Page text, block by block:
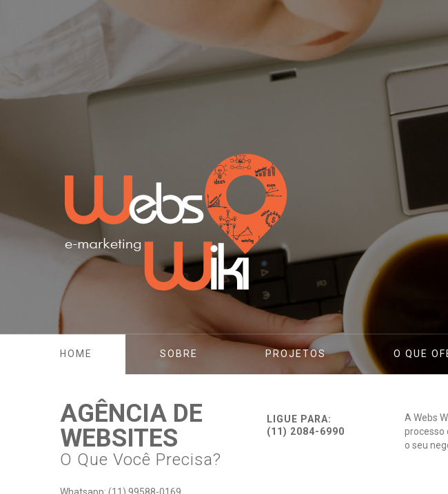
HOME
HOME SOBRE PROJETOS O QUE
AGÊNCIA DE
WEBSITES
O Que Você Precisa?
LIGUE PARA:
(11) 2084-6990
A Webs
processo
o seu